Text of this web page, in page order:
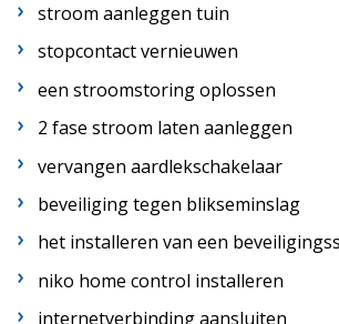
stroom aanleggen tuin
stopcontact vernieuwen
een stroomstoring oplossen
2 fase stroom laten aanleggen
vervangen aardlekschakelaar
beveiliging tegen blikseminslag
het installeren van een
niko home control installeren
internetverbinding aansluiten